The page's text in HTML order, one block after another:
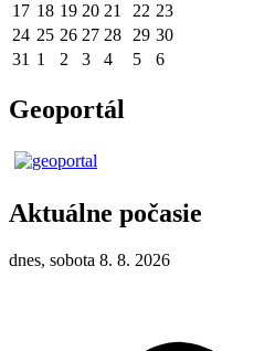
17 18 19 20 21 22 23
24 25 26 27 28 29 30
31 1 2 3 4 5 6
Geoportál
Aktuálne počasie
dnes, sobota 8. 8. 2026